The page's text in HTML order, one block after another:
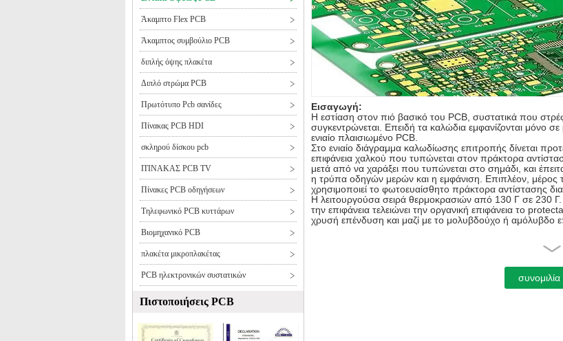
Άκαμπτο Flex PCB
Άκαμπτος συμβούλιο PCB
διπλής όψης πλακέτα
Διπλό στρώμα PCB
Πρωτότυπο Pcb σανίδες
Πίνακας PCB HDI
σκληρού δίσκου pcb
ΠΊΝΑΚΑΣ PCB TV
Πίνακες PCB οδηγήσεων
Τηλεφωνικό PCB κυττάρων
Βιομηχανικό PCB
πλακέτα μικροπλακέτας
PCB ηλεκτρονικών συστατικών
Πιστοποιήσεις PCB
Εισαγωγή:
Η εστίαση στον πιό βασικό του PCB, συστατικά που
συγκεντρώνεται. Επειδή τα καλώδια εμφανίζονται μόνο
ενιαίο πλαισιωμένο PCB.
Στο ενιαίο διάγραμμα καλωδίωσης επιτροπής δίνεται
επιφάνεια χαλκού που τυπώνεται στον πράκτορα
μετά από να χαράξει που τυπώνεται στο σημάδι, και
η τρύπα οδηγών μερών και η εμφάνιση. Επιπλέον, μέρος
χρησιμοποιεί το φωτοευαίσθητο πράκτορα αντίστασης
Η λειτουργούσα σειρά θερμοκρασιών από 130 Γ σε 230 Γ.
την επιφάνεια τελειώνει την οργανική επιφάνεια το
χρυσή επένδυση και μαζί με το μολυβδούχο ή αμόλυβδο